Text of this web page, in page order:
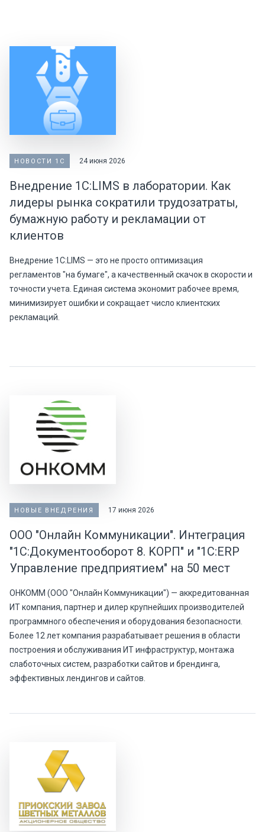
НОВОСТИ 1С 24 июня 2026
Внедрение 1С:LIMS в лаборатории. Как
лидеры рынка сократили трудозатраты,
бумажную работу и рекламации от
клиентов
Внедрение 1С:LIMS — это не просто оптимизация
регламентов "на бумаге", а качественный скачок в скорости и
точности учета. Единая система экономит рабочее время,
минимизирует ошибки и сокращает число клиентских
рекламаций.
НОВЫЕ ВНЕДРЕНИЯ 17 июня 2026
ООО "Онлайн Коммуникации". Интеграция
"1С:Документооборот 8. KOPП" и "1C:ERP
Управление предприятием" на 50 мест
OHKOMM (ООО "Онлайн Коммуникации") — аккредитованная
ИТ компания, партнер и дилер крупнейших производителей
программного обеспечения и оборудования безопасности.
Более 12 лет компания разрабатывает решения в области
построения и обслуживания ИТ инфраструктур, монтажа
слаботочных систем, разработки сайтов и брендинга,
эффективных лендингов и сайтов.